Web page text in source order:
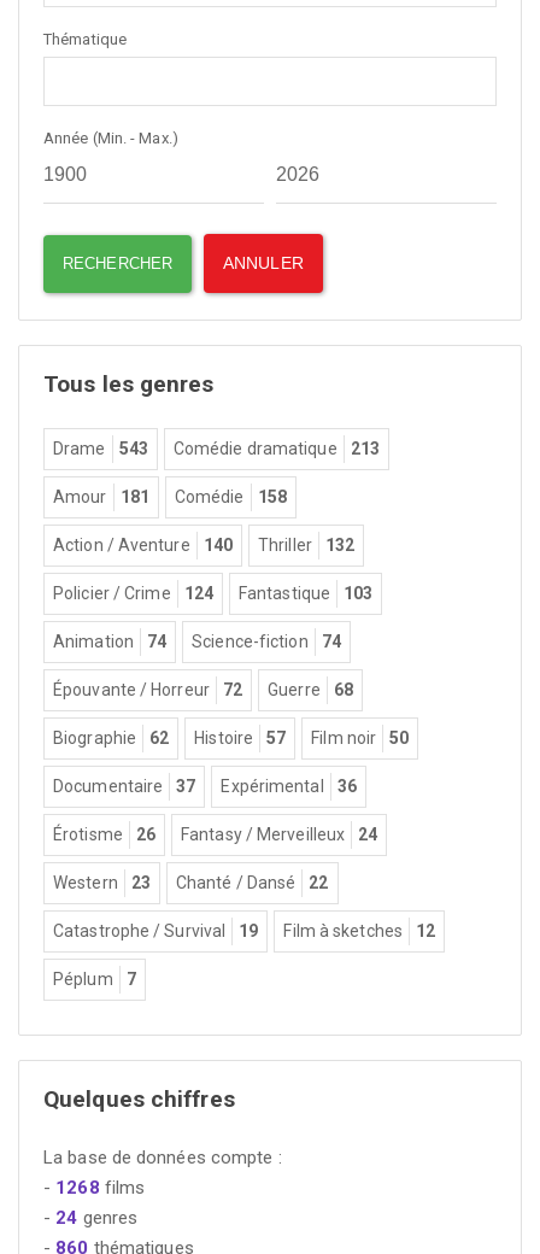
Thématique
Année (Min. - Max.)
Tous les genres
Drame 543 Comédie dramatique 213
Amour 181 Comédie 158
Action / Aventure 140 Thriller 132
Policier / Crime 124 Fantastique 103
Animation 74 Science-fiction 74
Épouvante / Horreur 72 Guerre 68
Biographie 62 Histoire 57 Film noir 50
Documentaire 37 Expérimental 36
Érotisme 26 Fantasy / Merveilleux 24
Western 23 Chanté / Dansé 22
Catastrophe / Survival 19 Film à sketches 12
Péplum 7
Quelques chiffres
La base de données compte :
- 1268 films
- 24 genres
- 860 thématiques